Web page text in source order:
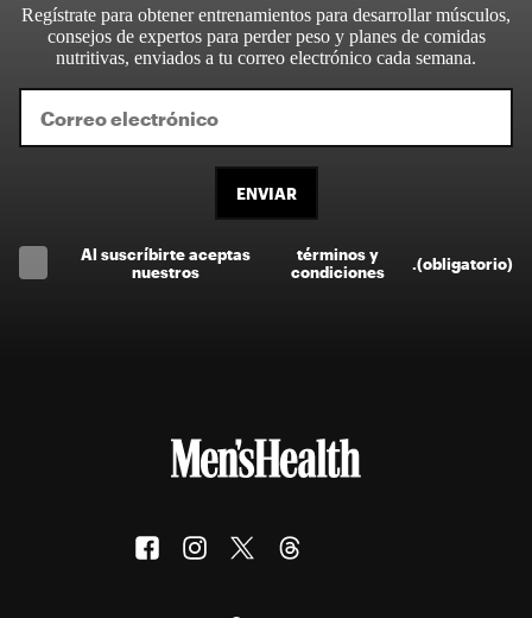
Regístrate para obtener entrenamientos para desarrollar músculos,
consejos de expertos para perder peso y planes de comidas
nutritivas, enviados a tu correo electrónico cada semana.
ENVIAR
Al suscríbirte aceptas
nuestros
términos y
condiciones
(obligatorio)